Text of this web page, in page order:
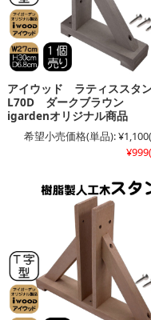
アイウッド ラティススタ
L70D ダークブラウン
igardenオリジナル商品
希望小売価格(単品):¥1,100
¥999